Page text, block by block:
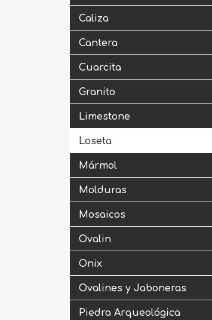
Caliza
Cantera
Cuarcita
Granito
Limestone
Loseta
Mármol
Molduras
Mosaicos
Ovalin
Onix
Ovalines y Jaboneras
Piedra Arqueológica